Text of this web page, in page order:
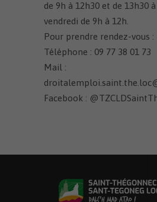
de 9h à 12h30 et de 13h30
vendredi de 9h à 12h.
Pour prendre rendez-vous :
Téléphone : 09 77 38 01 73
Mail :
Facebook :